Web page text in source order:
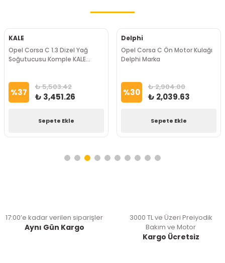
KALE
Opel Corsa C 1.3 Dizel Yağ
Soğutucusu Komple KALE
%37 ₺ 5,503.42
₺ 3,451.26
Sepete Ekle
Delphi
Opel Corsa C Ön Motor Kulağı
Delphi Marka
%30 ₺ 2,904.00
₺ 2,039.63
Sepete Ekle
17:00’e kadar verilen siparişler
Aynı Gün Kargo
3000 TL ve Üzeri Preiyodik
Bakım ve Motor
Kargo Ücretsiz